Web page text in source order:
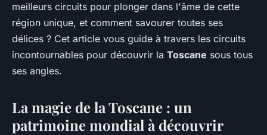
gastronomie ?
Aya•5 juin 2024•5 min de lecture
meilleurs circuits pour plonger dans l'âme de cette
région unique, et comment savourer toutes ses
délices ? Cet article vous guide à travers les circuits
incontournables pour découvrir la Toscane sous tous
ses angles.
La magie de la Toscane : un
patrimoine mondial à découvrir